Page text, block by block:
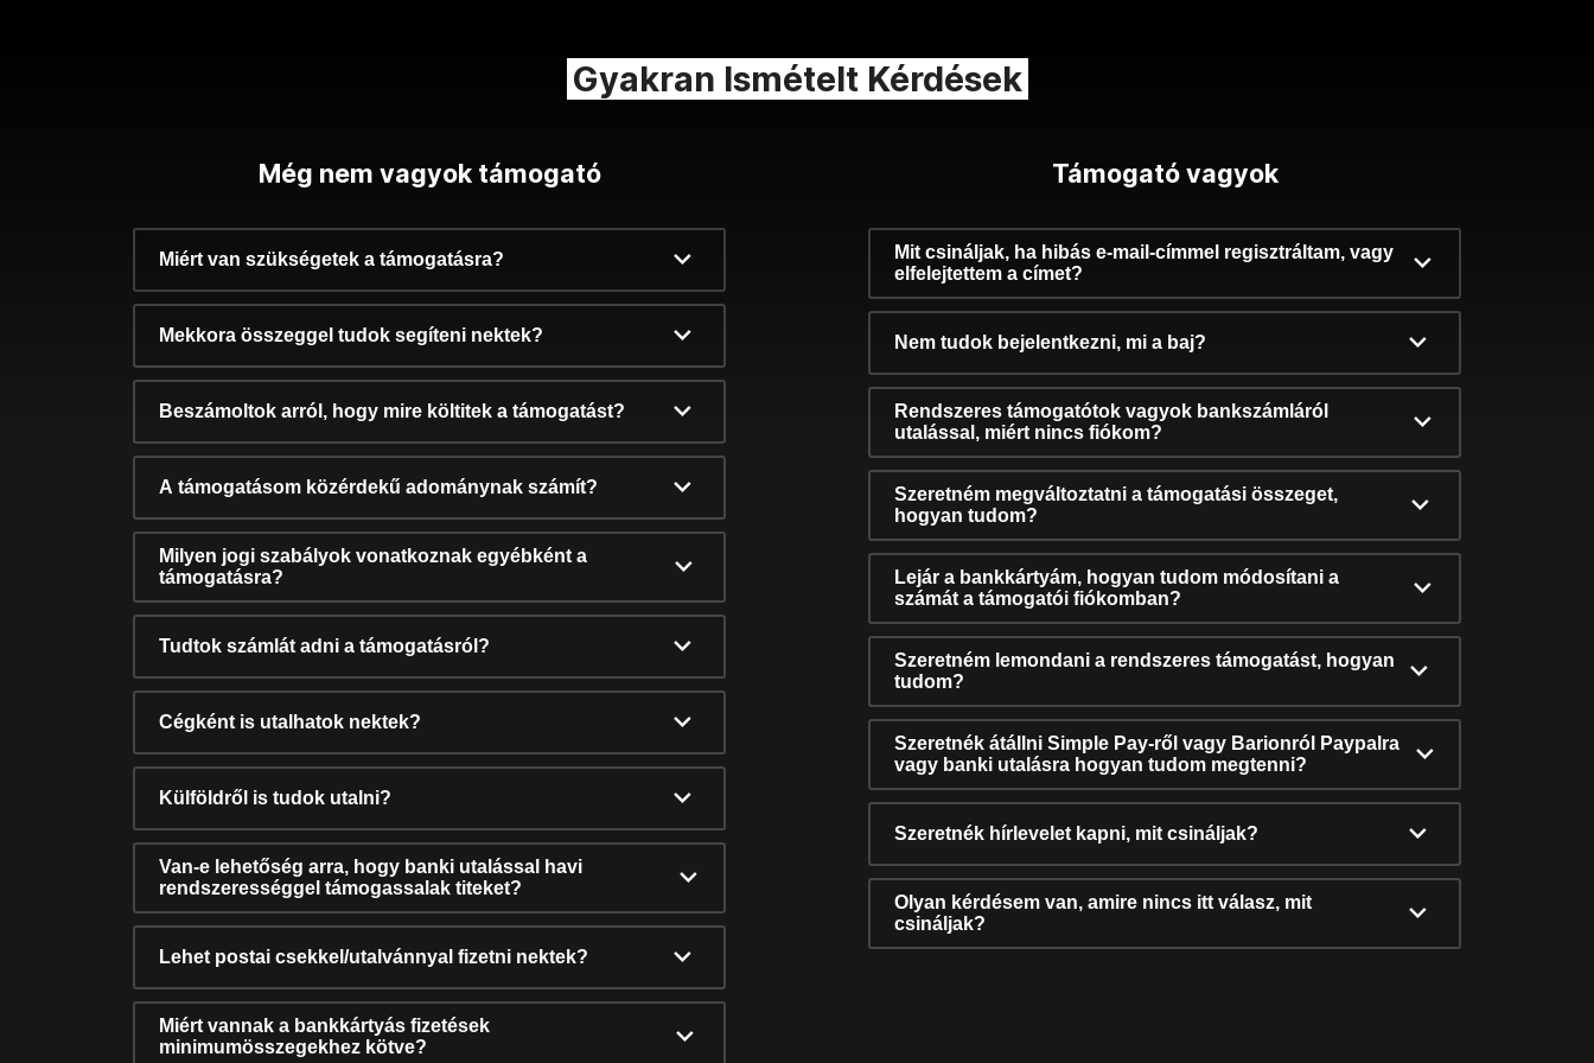
Gyakran Ismételt Kérdések
Még nem vagyok támogató
Miért van szükségetek a támogatásra?
Mekkora összeggel tudok segíteni nektek?
Beszámoltok arról, hogy mire költitek a támogatást?
A támogatásom közérdekű adománynak számít?
Milyen jogi szabályok vonatkoznak egyébként a
támogatásra?
Tudtok számlát adni a támogatásról?
Cégként is utalhatok nektek?
Külföldről is tudok utalni?
Van-e lehetőség arra, hogy banki utalással havi
rendszerességgel támogassalak titeket?
Lehet postai csekkel/utalvánnyal fizetni nektek?
Miért vannak a bankkártyás fizetések
minimumösszegekhez kötve?
Támogató vagyok
Mit csináljak, ha hibás e-mail-címmel regisztráltam, vagy
elfelejtettem a címet?
Nem tudok bejelentkezni, mi a baj?
Rendszeres támogatótok vagyok bankszámláról
utalással, miért nincs fiókom?
Szeretném megváltoztatni a támogatási összeget,
hogyan tudom?
Lejár a bankkártyám, hogyan tudom módosítani a
számát a támogatói fiókomban?
Szeretném lemondani a rendszeres támogatást, hogyan
tudom?
Szeretnék átállni Simple Pay-ről vagy Barionról Paypalra
vagy banki utalásra hogyan tudom megtenni?
Szeretnék hírlevelet kapni, mit csináljak?
Olyan kérdésem van, amire nincs itt válasz, mit
csináljak?